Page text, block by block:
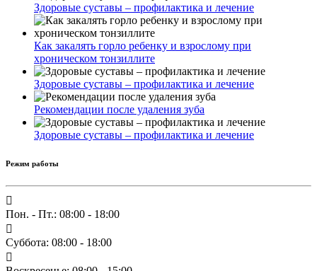
Здоровые суставы – профилактика и лечение
Как закалять горло ребенку и взрослому при
хроническом тонзиллите
Здоровые суставы – профилактика и лечение
Рекомендации после удаления зуба
Здоровые суставы – профилактика и лечение
Режим работы
Пон. - Пт.: 08:00 - 18:00
Суббота: 08:00 - 18:00